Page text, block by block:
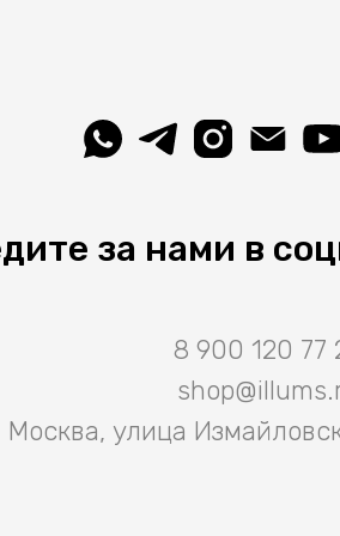
за нами в
8 900 120 77
Москва, улица